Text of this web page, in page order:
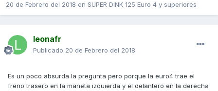
20 de Febrero del 2018 en SUPER DINK 125 Euro 4 y superiores
leonafr
Publicado 20 de Febrero del 2018
Es un poco absurda la pregunta pero porque la euro4 trae el
freno trasero en la maneta izquierda y el delantero en la derecha